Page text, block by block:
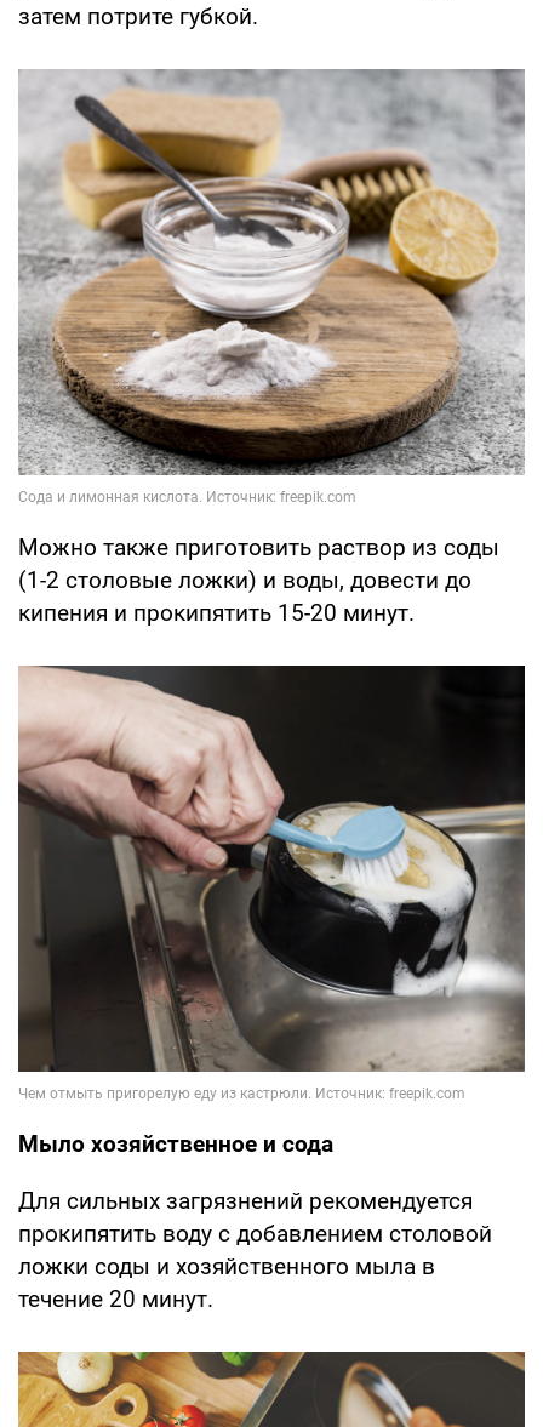
затем потрите губкой.
Можно также приготовить раствор из соды
(1-2 столовые ложки) и воды, довести до
кипения и прокипятить 15-20 минут.
Мыло хозяйственное и сода
Для сильных загрязнений рекомендуется
прокипятить воду с добавлением столовой
ложки соды и хозяйственного мыла в
течение 20 минут.